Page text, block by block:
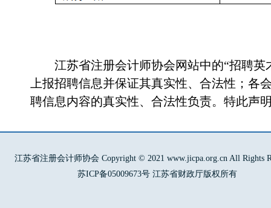
江苏省注册会计师协会网站中的“招聘英
上报招聘信息并保证其真实性、合法性；
聘信息内容的真实性、合法性负责。特此声
江苏省注册会计师协会 Copyright © 2021 www.jicpa.org.cn All Rights
苏ICP备05009673号 江苏省财政厅版权所有